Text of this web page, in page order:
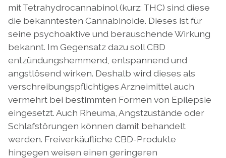
mit Tetrahydrocannabinol (kurz: THC) sind diese
die bekanntesten Cannabinoide. Dieses ist für
seine psychoaktive und berauschende Wirkung
bekannt. Im Gegensatz dazu soll CBD
entzündungshemmend, entspannend und
angstlösend wirken. Deshalb wird dieses als
verschreibungspflichtiges Arzneimittel auch
vermehrt bei bestimmten Formen von Epilepsie
eingesetzt. Auch Rheuma, Angstzustände oder
Schlafstörungen können damit behandelt
werden. Freiverkäufliche CBD-Produkte
hingegen weisen einen geringeren